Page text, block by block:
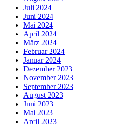
Juli 2024
Juni 2024
Mai 2024
April 2024
März 2024
Februar 2024
Januar 2024
Dezember 2023
November 2023
September 2023
August 2023
Juni 2023
Mai 2023
April 2023